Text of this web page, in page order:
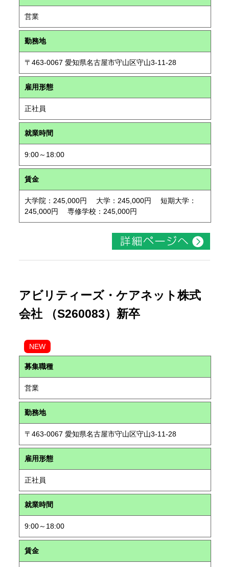
営業
勤務地
〒463-0067 愛知県名古屋市守山区守山3-11-28
雇用形態
正社員
就業時間
9:00～18:00
賃金
大学院：245,000円 大学：245,000円 短期大学：
245,000円 専修学校：245,000円
アビリティーズ・ケアネット株式
会社 （S260083）新卒
NEW
募集職種
営業
勤務地
〒463-0067 愛知県名古屋市守山区守山3-11-28
雇用形態
正社員
就業時間
9:00～18:00
賃金